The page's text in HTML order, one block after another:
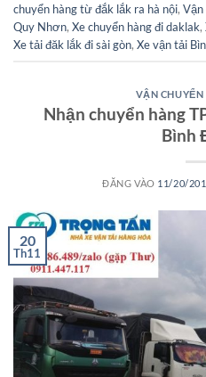
chuyển hàng từ đắk lắk ra hà nội, Vận
Quy Nhơn, Xe chuyển hàng đi daklak,
Xe tải đăk lắk đi sài gòn, Xe vận tải
VẬN
Nhận chuyển hàng
Bình
ĐĂNG VÀO 11/20/
20
Th11